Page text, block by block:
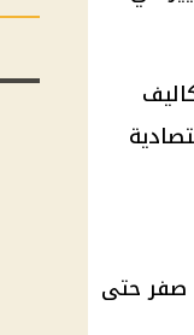
صفر حتى